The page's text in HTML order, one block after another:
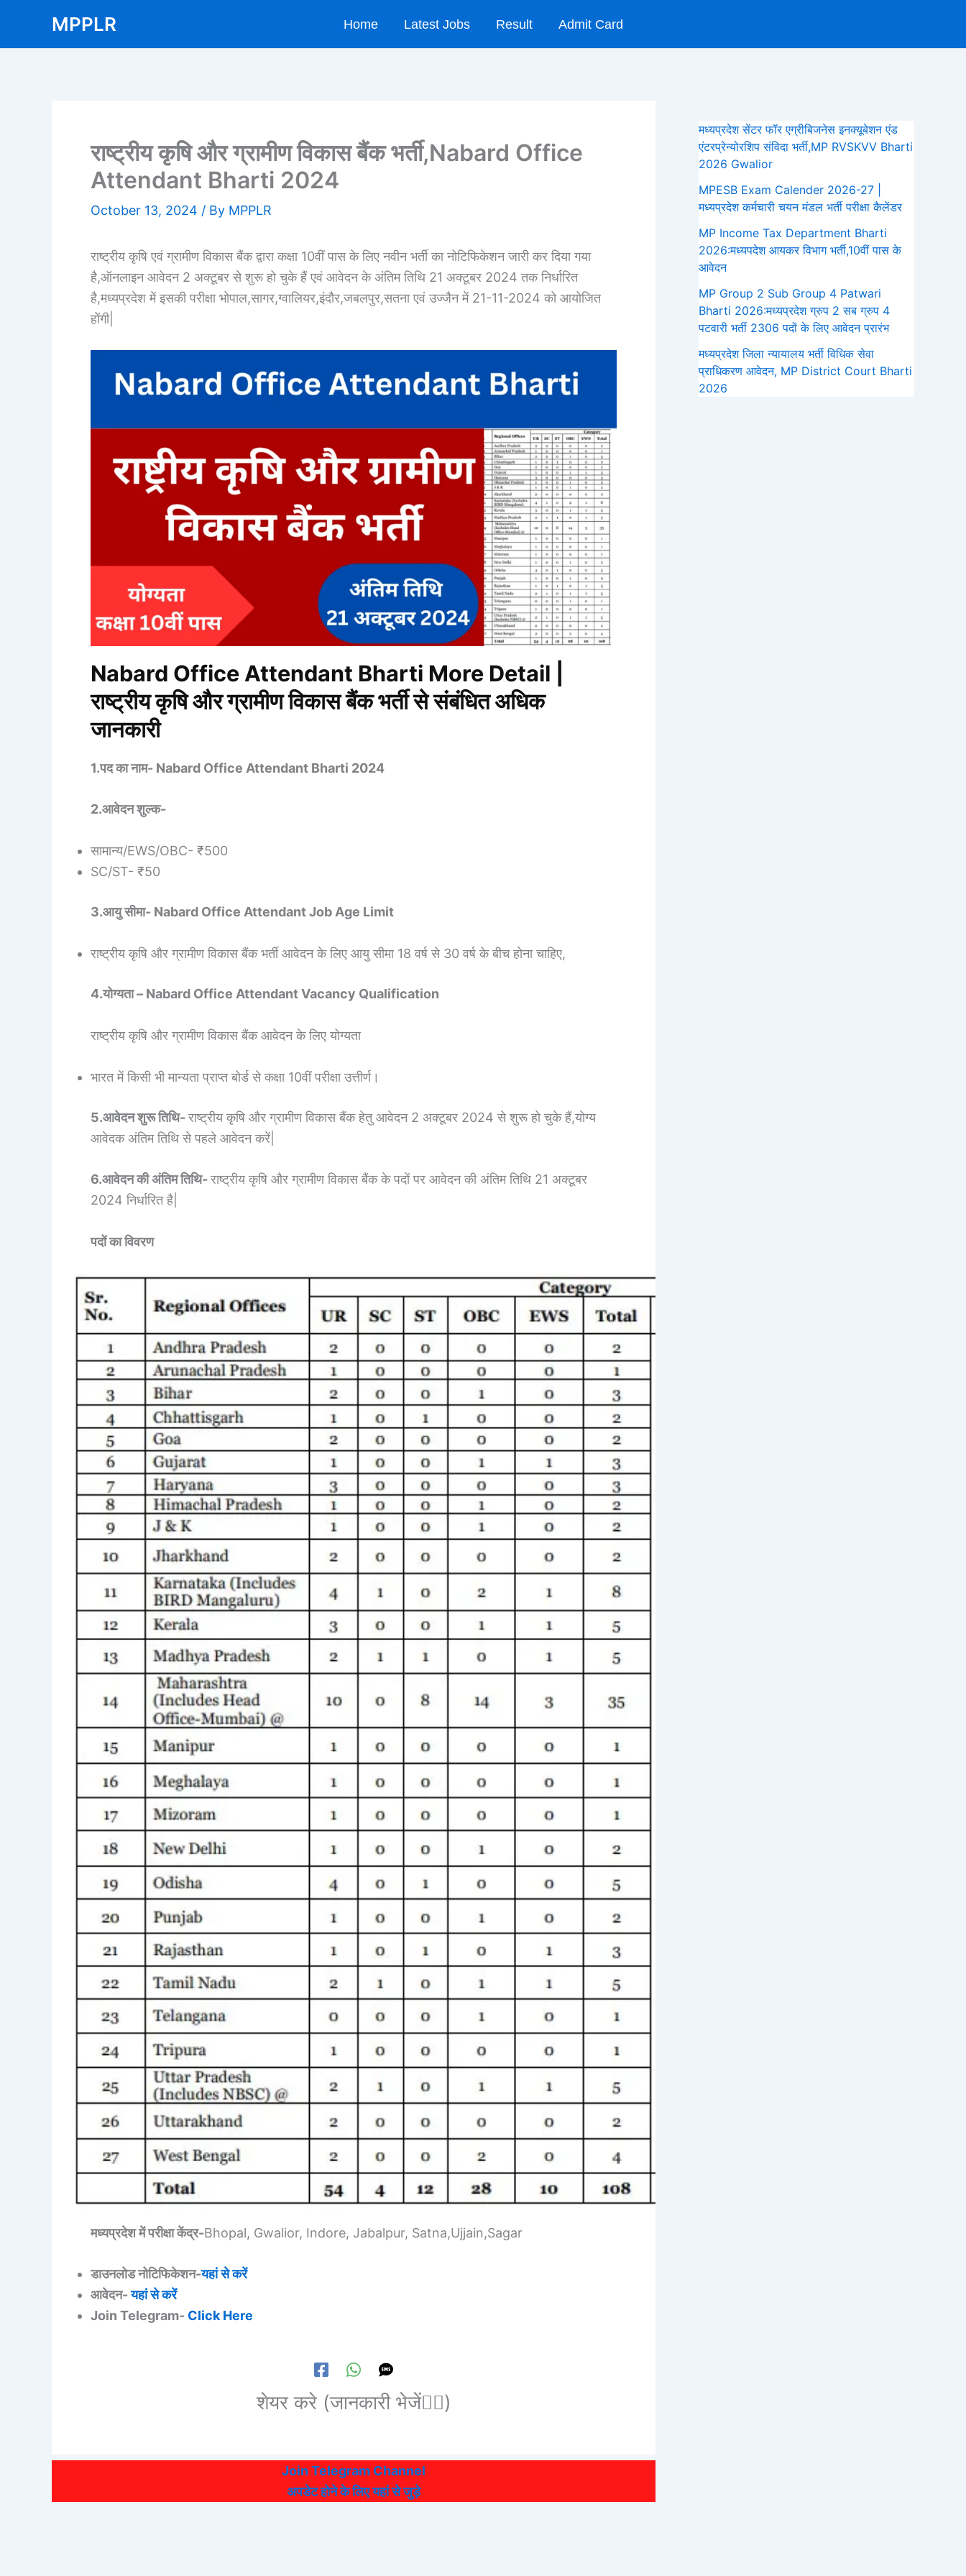
content
MPPLR Home Latest Jobs Result Admit Card
राष्ट्रीय कृषि और ग्रामीण विकास बैंक भर्ती,Nabard Office
Attendant Bharti 2024
October 13, 2024 / By MPPLR
राष्ट्रीय कृषि एवं ग्रामीण विकास बैंक द्वारा कक्षा 10वीं पास के लिए नवीन भर्ती का नोटिफिकेशन जारी कर दिया गया
है,ऑनलाइन आवेदन 2 अक्टूबर से शुरू हो चुके हैं एवं आवेदन के अंतिम तिथि 21 अक्टूबर 2024 तक निर्धारित
है,मध्यप्रदेश में इसकी परीक्षा भोपाल,सागर,ग्वालियर,इंदौर,जबलपुर,सतना एवं उज्जैन में 21-11-2024 को आयोजित
होंगी|
Nabard Office Attendant Bharti More Detail |
राष्ट्रीय कृषि और ग्रामीण विकास बैंक भर्ती से संबंधित अधिक
जानकारी
1.पद का नाम- Nabard Office Attendant Bharti 2024
2.आवेदन शुल्क-
सामान्य/EWS/OBC- ₹500
SC/ST- ₹50
3.आयु सीमा- Nabard Office Attendant Job Age Limit
राष्ट्रीय कृषि और ग्रामीण विकास बैंक भर्ती आवेदन के लिए आयु सीमा 18 वर्ष से 30 वर्ष के बीच होना चाहिए,
4.योग्यता – Nabard Office Attendant Vacancy Qualification
राष्ट्रीय कृषि और ग्रामीण विकास बैंक आवेदन के लिए योग्यता
भारत में किसी भी मान्यता प्राप्त बोर्ड से कक्षा 10वीं परीक्षा उत्तीर्ण।
5.आवेदन शुरू तिथि-राष्ट्रीय कृषि और ग्रामीण विकास बैंक हेतु आवेदन 2 अक्टूबर 2024 से शुरू हो चुके हैं,योग्य
आवेदक अंतिम तिथि से पहले आवेदन करें|
6.आवेदन की अंतिम तिथि-राष्ट्रीय कृषि और ग्रामीण विकास बैंक के पदों पर आवेदन की अंतिम तिथि 21 अक्टूबर
2024 निर्धारित है|
पदों का विवरण
मध्यप्रदेश में परीक्षा केंद्र-Bhopal, Gwalior, Indore, Jabalpur, Satna,Ujjain,Sagar
डाउनलोड नोटिफिकेशन-यहां से करें
आवेदन-यहां से करें
Join Telegram- Click Here
शेयर करे (जानकारी भेजें👆🏻)
Join Telegram Channel
अपडेट होने के लिए यहां से जुड़े
मध्यप्रदेश सेंटर फॉर एग्रीबिजनेस इनक्यूबेशन एंड
एंटरप्रेन्योरशिप संविदा भर्ती,MP RVSKVV Bharti
2026 Gwalior
MPESB Exam Calender 2026-27 |
मध्यप्रदेश कर्मचारी चयन मंडल भर्ती परीक्षा कैलेंडर
MP Income Tax Department Bharti
2026:मध्‍यपदेश आयकर विभाग भर्ती,10वीं पास के
आवेदन
MP Group 2 Sub Group 4 Patwari
Bharti 2026:मध्यप्रदेश ग्रुप 2 सब ग्रुप 4
पटवारी भर्ती 2306 पदों के लिए आवेदन प्रारंभ
मध्‍यप्रदेश जिला न्यायालय भर्ती विधिक सेवा
प्राधिकरण आवेदन, MP District Court Bharti
2026